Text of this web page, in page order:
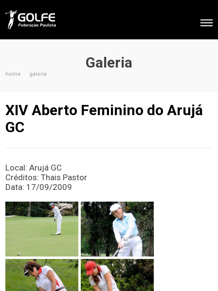
Galeria
home galeria
XIV Aberto Feminino do Arujá
GC
Local: Arujá GC
Créditos: Thais Pastor
Data: 17/09/2009